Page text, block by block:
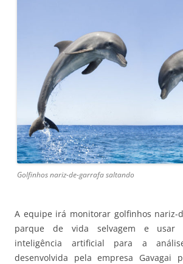
Golfinhos nariz-de-garrafa saltando
A equipe irá monitorar golfinhos nariz-
parque de vida selvagem e usar
inteligência artificial para a
desenvolvida pela empresa Gavagai